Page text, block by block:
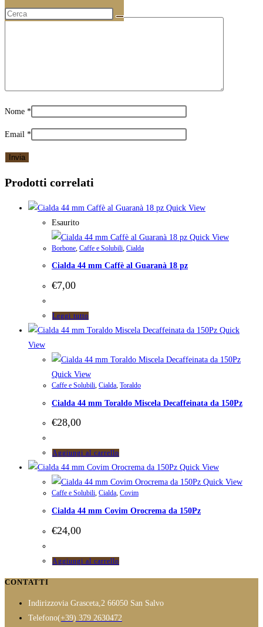
La tua recensione*
Nome *
Email *
Prodotti correlati
Quick View
Esaurito
Quick View
Borbone, Caffe e Solubili, Cialda
Cialda 44 mm Caffè al Guaranà 18 pz
€7,00
Leggi tutto
Quick
View
Quick View
Caffe e Solubili, Cialda, Toraldo
Cialda 44 mm Toraldo Miscela Decaffeinata da 150Pz
€28,00
Aggiungi al carrello
Quick View
Quick View
Caffe e Solubili, Cialda, Covim
Cialda 44 mm Covim Orocrema da 150Pz
€24,00
Aggiungi al carrello
CONTATTI
Indirizzovia Grasceta,2 66050 San Salvo
Telefono(+39) 379 2630472